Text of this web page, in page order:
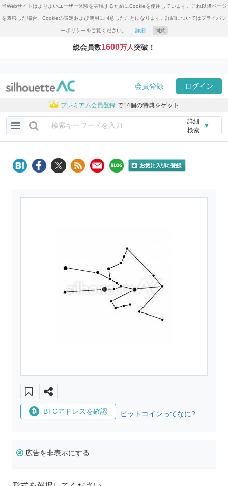
当Webサイトはよりよいユーザー体験を実現するためにCookieを使用しています。これ以降ページ
を遷移した場合、Cookieの設定および使用に同意したことになります。詳細についてはプライバシ
ーポリシーをご覧ください。 詳細 同意
総会員数1600万人突破！
会員登録 ログイン
プレミアム会員登録 で14個の特典をゲット
詳細
検索
▼
BTCアドレスを確認 ビットコインってなに?
広告を非表示にする